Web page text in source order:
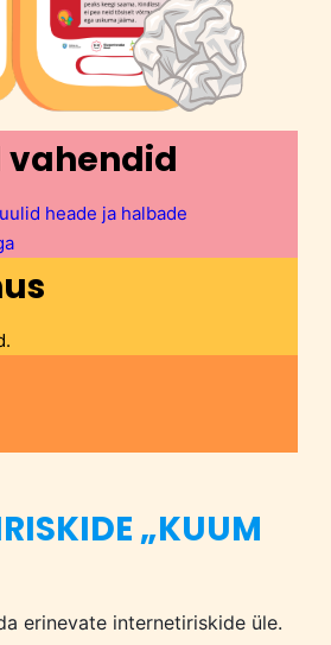
heade ja halbade
„KUUM
erinevate internetiriskide üle.